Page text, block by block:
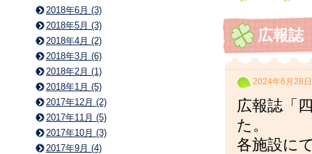
広報誌
2024年6月28日
広報誌「
た。
各施設に
2018年6月 (3)
2018年5月 (3)
2018年4月 (2)
2018年3月 (6)
2018年2月 (1)
2018年1月 (5)
2017年12月 (2)
2017年11月 (5)
2017年10月 (3)
2017年9月 (4)